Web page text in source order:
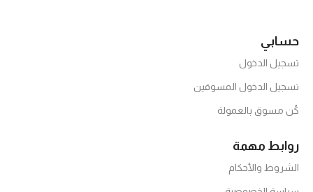
حسابي
تسجيل الدخول
تسجيل الدخول المسوقين
كُن مسوق بالعمولة
روابط مهمة
الشروط والأحكام